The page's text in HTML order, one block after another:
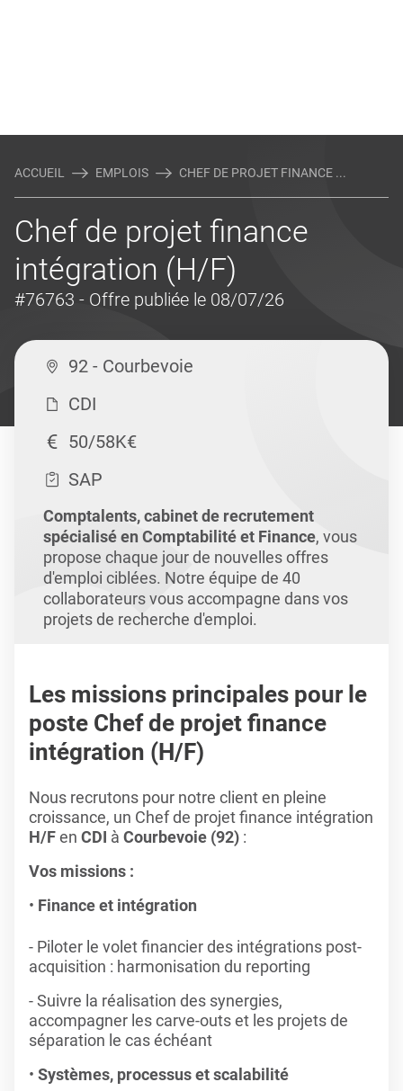
ACCUEIL EMPLOIS CHEF DE PROJET FINANCE ...
Chef de projet finance
intégration (H/F)
#76763 - Offre publiée le 08/07/26
92 - Courbevoie
CDI
50/58K€
SAP
Comptalents, cabinet de recrutement
spécialisé en Comptabilité et Finance, vous
propose chaque jour de nouvelles offres
d'emploi ciblées. Notre équipe de 40
collaborateurs vous accompagne dans vos
projets de recherche d'emploi.
Les missions principales pour le
poste Chef de projet finance
intégration (H/F)
Nous recrutons pour notre client en pleine
croissance, un Chef de projet finance intégration
H/Fen CDI à Courbevoie (92) :
Vos missions :
Finance et intégration
- Piloter le volet financier des intégrations post-
acquisition : harmonisation du reporting
- Suivre la réalisation des synergies,
accompagner les carve-outs et les projets de
séparation le cas échéant
Systèmes, processus et scalabilité